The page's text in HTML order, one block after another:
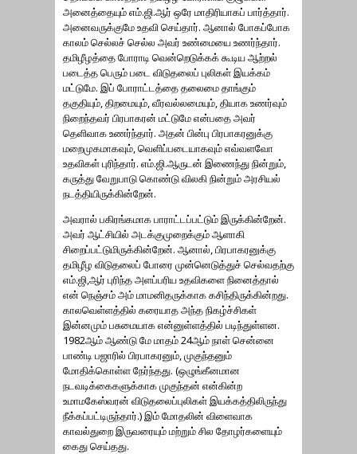
அனைத்தையும் எம்.ஜி.ஆர் ஒரே மாதிரியாகப் பார்த்தார்.
அனைவருக்குமே உதவி செய்தார். ஆனால் போகப்போக
காலம் செல்லச் செல்ல அவர் உண்மையை உணர்ந்தார்.
தமிழீழத்தை போராடி வென்றெடுக்கக் கூடிய ஆற்றல்
படைத்த பெரும் படை விடுதலைப் புலிகள் இயக்கம்
மட்டுமே. இப் போராட்டத்தை தலைமை தாங்கும்
தகுதியும், திறமையும், வீரவல்லமையும், தியாக உணர்வும்
நிறைந்தவர் பிரபாகரன் மட்டுமே என்பதை அவர்
தெளிவாக உணர்ந்தார். அதன் பின்பு பிரபாகரனுக்கு
மறைமுகமாகவும், வெளிப்படையாகவும் எவ்வளவோ
உதவிகள் புரிந்தார். எம்.ஜி.ஆருடன் இணைந்து நின்றும்,
கருத்து வேறுபாடு கொண்டு விலகி நின்றும் அரசியல்
நடத்தியிருக்கின்றேன்.
அவரால் பகிரங்கமாக பாராட்டப்பட்டும் இருக்கின்றேன்.
அவர் ஆட்சியில் அடக்குமுறைக்கும் ஆளாகி
சிறைப்பட்டுமிருக்கின்றேன். ஆனால், பிரபாகரனுக்கு
தமிழீழ விடுதலைப் போரை முன்னெடுத்துச் செல்வதற்கு
எம்.ஜி,ஆர் புரிந்த அளப்பரிய உதவிகளை நினைத்தால்
என் நெஞ்சம் அம் மாமனிதருக்காக கசிந்திருக்கின்றது.
காலவெள்ளத்தில் கரையாத அந்த நிகழ்ச்சிகள்
இன்னமும் பசுமையாக என்னுள்ளத்தில் படிந்துள்ளன.
1982ஆம் ஆண்டு மே மாதம் 24ஆம் நாள் சென்னை
பாண்டி பஜாரில் பிரபாகரனும், முகுந்தனும்
மோதிக்கொள்ள நேர்ந்தது. (ஒழுங்கீனமான
நடவடிக்கைகளுக்காக முகுந்தன் என்கின்ற
உமாமகேஸ்வரன் விடுதலைப்புலிகள் இயக்கத்திலிருந்து
நீக்கப்பட்டிருந்தார்.) இம் மோதலின் விளைவாக
காவல்துறை இருவரையும் மற்றும் சில தோழர்களையும்
கைது செய்தது.